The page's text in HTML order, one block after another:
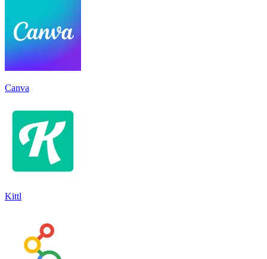
Canva
Kittl